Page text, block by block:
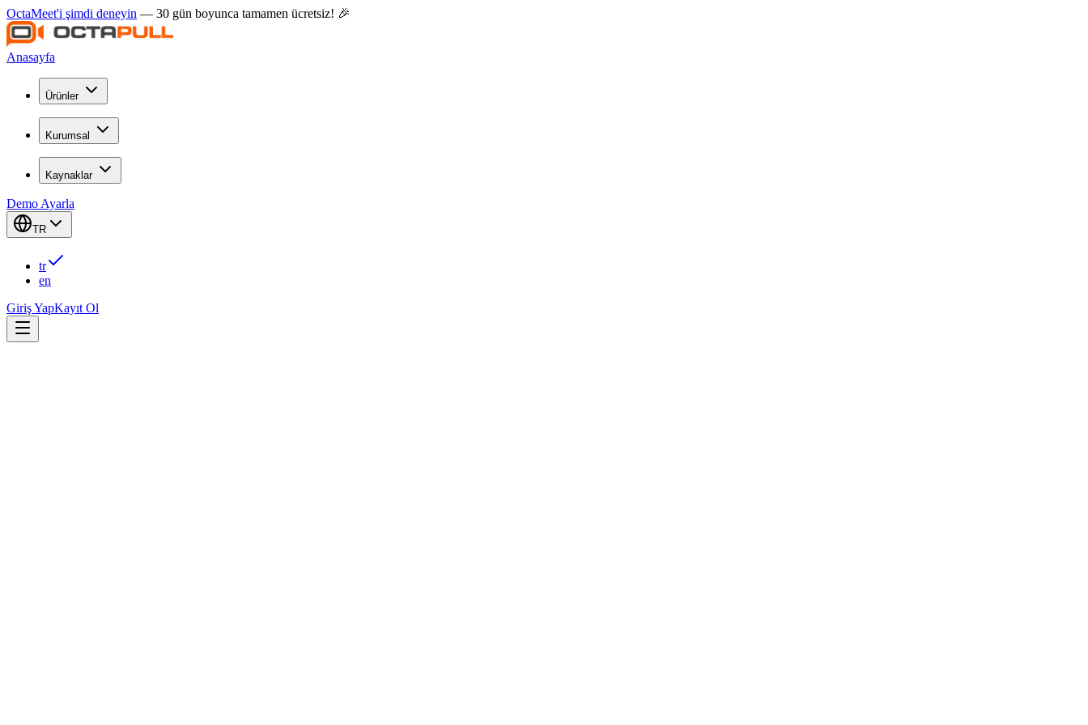
OctaMeet'i şimdi deneyin — 30 gün boyunca tamamen ücretsiz! 🎉
Anasayfa
Ürünler
Kurumsal
Kaynaklar
Demo Ayarla
TR
tr
en
Giriş YapKayıt Ol